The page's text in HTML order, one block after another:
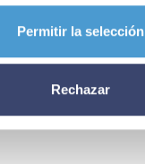
Permitir la selección
Rechazar